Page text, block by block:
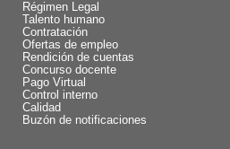
Régimen Legal
Talento humano
Contratación
Ofertas de empleo
Rendición de cuentas
Concurso docente
Pago Virtual
Control interno
Calidad
Buzón de notificaciones